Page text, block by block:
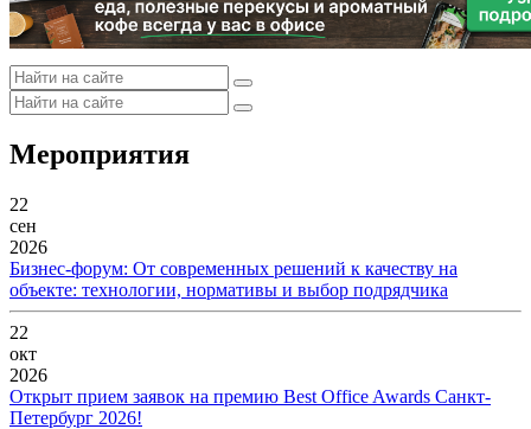
Мероприятия
22
сен
2026
Бизнес-форум: От современных решений к качеству на
объекте: технологии, нормативы и выбор подрядчика
22
окт
2026
Открыт прием заявок на премию Best Office Awards Санкт-
Петербург 2026!